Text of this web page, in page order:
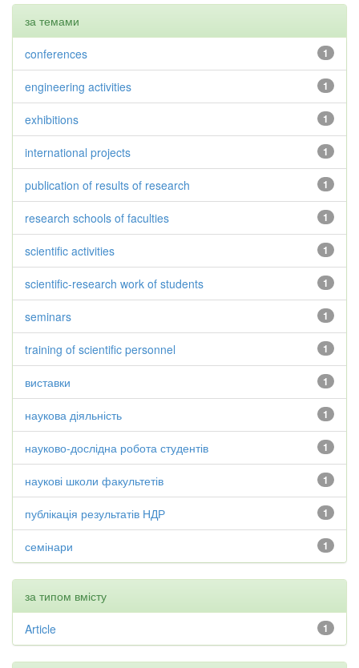
за темами
1
conferences
1
engineering activities
1
exhibitions
1
international projects
1
publication of results of research
1
research schools of faculties
1
scientific activities
1
scientific-research work of students
1
seminars
1
training of scientific personnel
1
виставки
1
наукова діяльність
1
науково-дослідна робота студентів
1
наукові школи факультетів
1
публікація результатів НДР
1
семінари
за типом вмісту
1
Article